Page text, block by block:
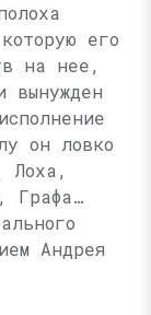
его
на нее,
вынужден
он ловко
Лоха,
Графа…
Андрея